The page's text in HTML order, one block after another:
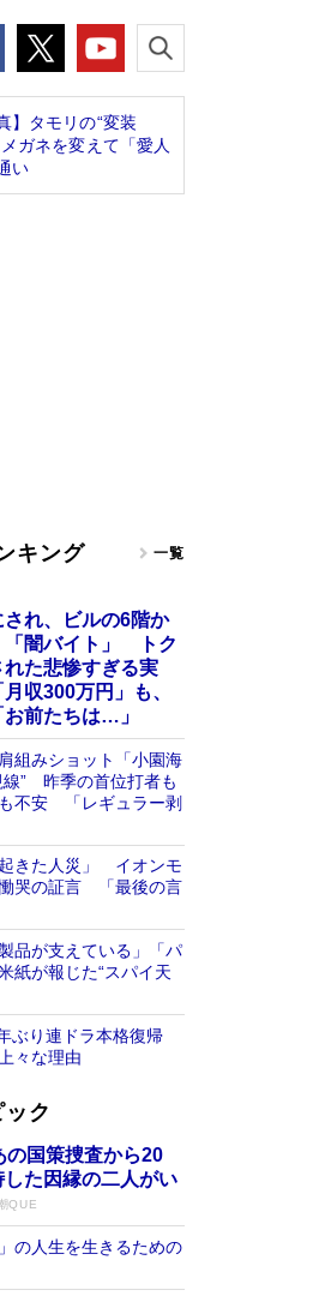
】タモリの“変装
ガネを変えて「愛人
い
キング 一覧
され、ビルの6階か
闇バイト」 トク
た悲惨すぎる実
収300万円」も、
前たちは…」
組みショット「小園海
線” 昨季の首位打者も
不安 「レギュラー剥
起きた人災」 イオンモ
哭の証言 「最後の言
品が支えている」「パ
紙が報じた“スパイ天
ぶり連ドラ本格復帰
々な理由
ク
国策捜査から20
た因縁の二人がい
QUE
の人生を生きるための